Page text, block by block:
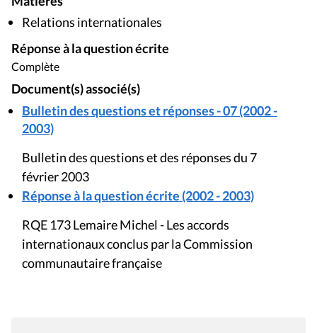
Relations internationales
Réponse à la question écrite
Complète
Document(s) associé(s)
Bulletin des questions et réponses - 07 (2002 -
2003)
Bulletin des questions et des réponses du 7
février 2003
Réponse à la question écrite (2002 - 2003)
RQE 173 Lemaire Michel - Les accords
internationaux conclus par la Commission
communautaire française